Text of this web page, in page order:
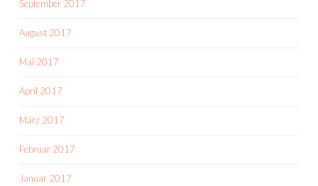
September 2017
August 2017
Mai 2017
April 2017
März 2017
Februar 2017
Januar 2017